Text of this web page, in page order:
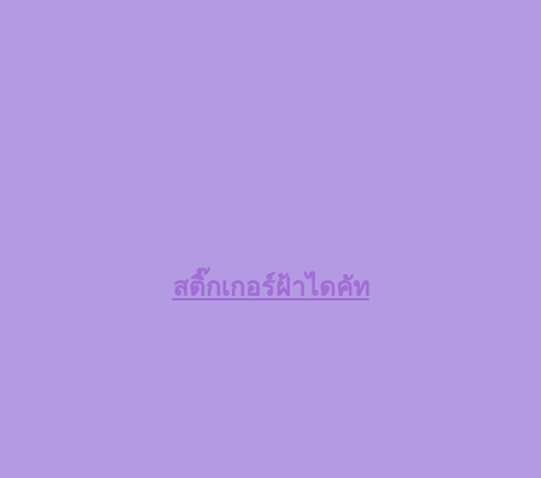
สติ๊กเกอร์ฝ้าไดคัท